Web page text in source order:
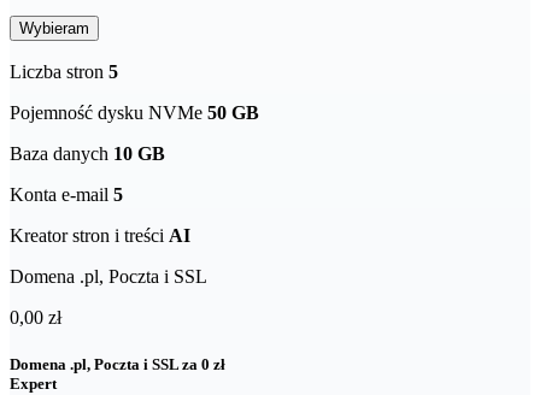
Wybieram
Liczba stron 5
Pojemność dysku NVMe 50 GB
Baza danych 10 GB
Konta e-mail 5
Kreator stron i treści AI
Domena .pl, Poczta i SSL
0,00 zł
Domena .pl, Poczta i SSL za 0 zł
Expert